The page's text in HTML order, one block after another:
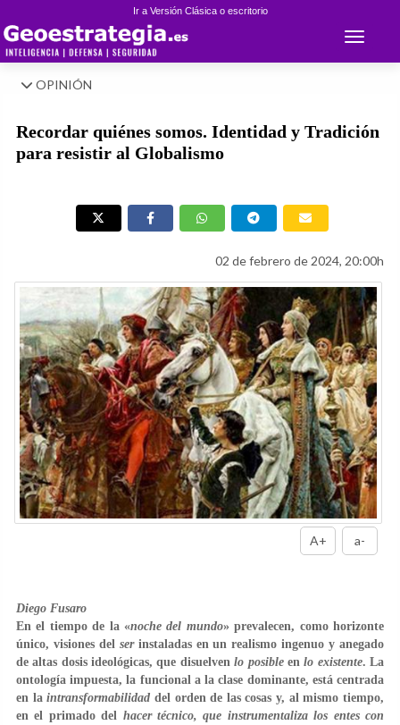
Ir a Versión Clásica o escritorio
Toggle
OPINIÓN
Recordar quiénes somos. Identidad y Tradición
para resistir al Globalismo
02 de febrero de 2024, 20:00h
A+ a-
Diego Fusaro
En el tiempo de la «noche del mundo» prevalecen, como horizonte
único, visiones del serinstaladas en un realismo ingenuo y anegado
de altas dosis ideológicas, que disuelvenlo posibleenlo existente. La
ontología impuesta, la funcional a la clase dominante, está centrada
en laintransformabilidad del orden de las cosas y, al mismo tiempo,
en el primado del hacer técnico, que instrumentaliza los entes con